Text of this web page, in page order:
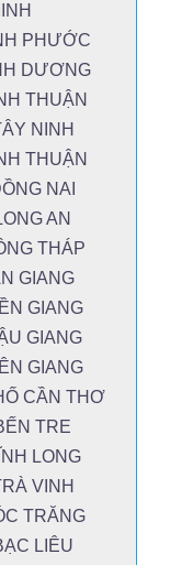
PHƯỚC
DƯƠNG
THUẬN
NINH
THUẬN
NAI
AN
THÁP
GIANG
GIANG
GIANG
GIANG
CẦN THƠ
TRE
LONG
VINH
TRĂNG
LIÊU